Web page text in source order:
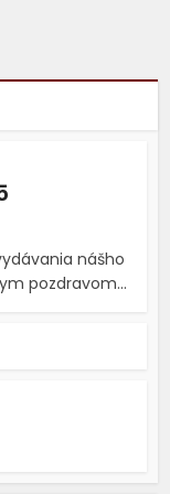
nášho
pozdravom...